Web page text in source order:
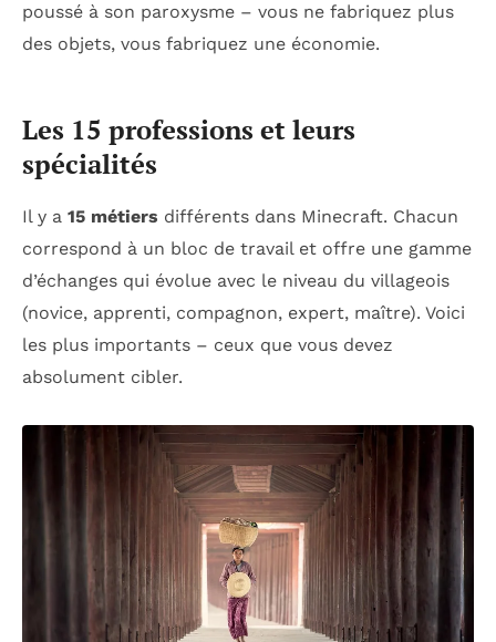
poussé à son paroxysme – vous ne fabriquez plus
des objets, vous fabriquez une économie.
Les 15 professions et leurs
spécialités
Il y a 15 métiers différents dans Minecraft. Chacun
correspond à un bloc de travail et offre une gamme
d’échanges qui évolue avec le niveau du villageois
(novice, apprenti, compagnon, expert, maître). Voici
les plus importants – ceux que vous devez
absolument cibler.